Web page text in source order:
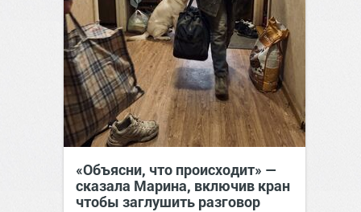
«Объясни, что происходит» —
сказала Марина, включив кран
чтобы заглушить разговор